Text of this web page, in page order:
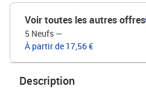
Voir toutes les autres offres
5 Neufs —
À partir de 17,56 €
Description